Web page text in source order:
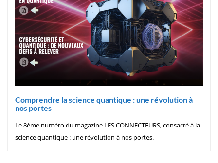
Comprendre la science quantique : une révolution à
nos portes
Le 8ème numéro du magazine LES CONNECTEURS, consacré à la
science quantique : une révolution à nos portes.